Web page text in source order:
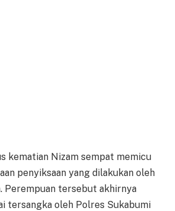
kematian Nizam sempat memicu
penyiksaan yang dilakukan oleh
Perempuan tersebut akhirnya
tersangka oleh Polres Sukabumi